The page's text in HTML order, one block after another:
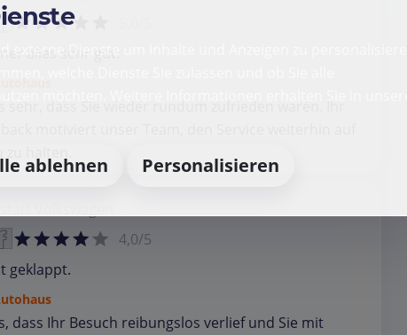
alles sehr gut.
sehr, dass Sie wieder rundum zufrieden waren. Ihr
zu halten.
4,0/5
geklappt.
dass Ihr Besuch reibungslos verlief und Sie mit
externe Dienste um Inhalte und Anzeigen zu personalisieren
ablehnen Personalisieren